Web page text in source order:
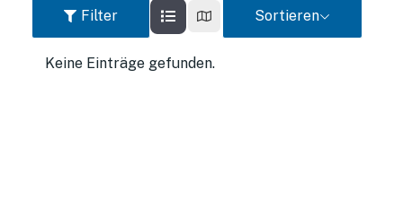
Filter Sortieren
Keine Einträge gefunden.